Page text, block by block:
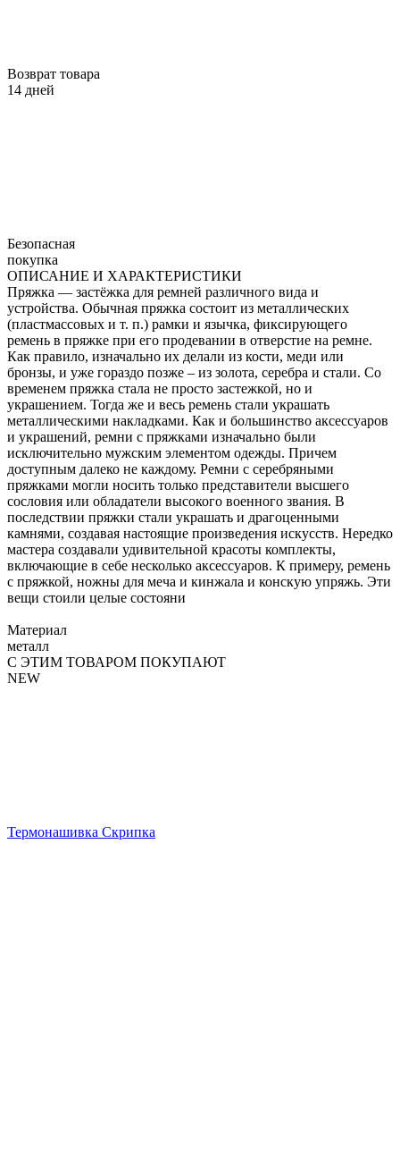
Возврат товара
14 дней
Безопасная
покупка
ОПИСАНИЕ И ХАРАКТЕРИСТИКИ
Пряжка — застёжка для ремней различного вида и
устройства. Обычная пряжка состоит из металлических
(пластмассовых и т. п.) рамки и язычка, фиксирующего
ремень в пряжке при его продевании в отверстие на ремне.
Как правило, изначально их делали из кости, меди или
бронзы, и уже гораздо позже – из золота, серебра и стали. Со
временем пряжка стала не просто застежкой, но и
украшением. Тогда же и весь ремень стали украшать
металлическими накладками. Как и большинство аксессуаров
и украшений, ремни с пряжками изначально были
исключительно мужским элементом одежды. Причем
доступным далеко не каждому. Ремни с серебряными
пряжками могли носить только представители высшего
сословия или обладатели высокого военного звания. В
последствии пряжки стали украшать и драгоценными
камнями, создавая настоящие произведения искусств. Нередко
мастера создавали удивительной красоты комплекты,
включающие в себе несколько аксессуаров. К примеру, ремень
с пряжкой, ножны для меча и кинжала и конскую упряжь. Эти
вещи стоили целые состояни
Материал
металл
С ЭТИМ ТОВАРОМ ПОКУПАЮТ
NEW
Термонашивка Скрипка